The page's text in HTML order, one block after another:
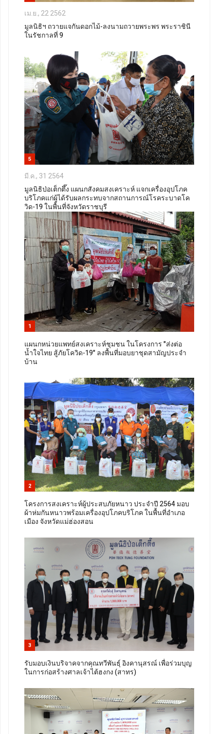
เม.ย., 22 2562
มูลนิธิฯ ถวายแจกันดอกไม้-ลงนามถวายพระพร พระราชินี
ในรัชกาลที่ 9
5
มี.ค., 31 2564
มูลนิธิป่อเต็กตึ๊ง แผนกสังคมสงเคราะห์ แจกเครื่องอุปโภค
บริโภคแก่ผู้ได้รับผลกระทบจากสถานการณ์โรคระบาดโค
วิด-19 ในพื้นที่จังหวัดราชบุรี
1
แผนกหน่วยแพทย์สงเคราะห์ชุมชน ในโครงการ "ส่งต่อ
น้ำใจไทย สู้ภัยโควิด-19" ลงพื้นที่มอบยาชุดสามัญประจำ
บ้าน
2
โครงการสงเคราะห์ผู้ประสบภัยหนาว ประจำปี 2564 มอบ
ผ้าห่มกันหนาวพร้อมเครื่องอุปโภคบริโภค ในพื้นที่อำเภอ
เมือง จังหวัดแม่ฮ่องสอน
3
รับมอบเงินบริจาคจากคุณทวีพันธุ์ อิงคานุสรณ์ เพื่อร่วมบุญ
ในการก่อสร้างศาลเจ้าไต้ฮงกง (สาทร)